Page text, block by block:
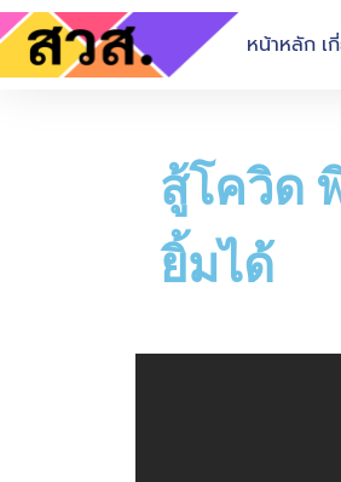
หน้าหลัก เ
สู้โควิด
ยิ้มได้